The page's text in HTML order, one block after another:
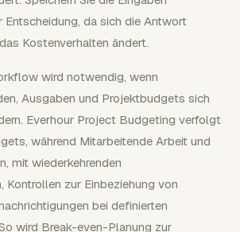
Entscheidung, da sich die Antwort
Kostenverhalten ändert.
wird notwendig, wenn
Ausgaben und Projektbudgets sich
Everhour Project Budgeting verfolgt
während Mitarbeitende Arbeit und
mit wiederkehrenden
Kontrollen zur Einbeziehung von
bei definierten
wird Break-even-Planung zur